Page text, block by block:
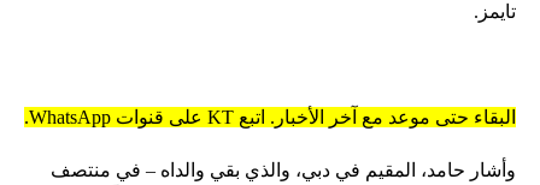
تايمز.
البقاء حتى موعد مع آخر الأخبار. اتبع KT على قنوات WhatsApp.
وأشار حامد، المقيم في دبي، والذي بقي والداه – في منتصف